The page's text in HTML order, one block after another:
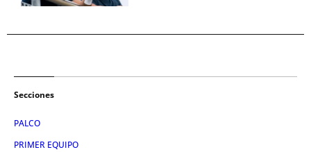
Secciones
PALCO
PRIMER EQUIPO